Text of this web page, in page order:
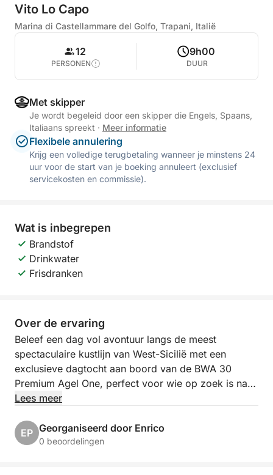
Vito Lo Capo
Marina di Castellammare del Golfo, Trapani, Italië
12
PERSONEN
9h00
DUUR
Met skipper
Je wordt begeleid door een skipper die Engels, Spaans,
Italiaans spreekt · Meer informatie
Flexibele annulering
Krijg een volledige terugbetaling wanneer je minstens 24
uur voor de start van je boeking annuleert (exclusief
servicekosten en commissie).
Wat is inbegrepen
Brandstof
Drinkwater
Frisdranken
Over de ervaring
Beleef een dag vol avontuur langs de meest
spectaculaire kustlijn van West-Sicilië met een
exclusieve dagtocht aan boord van de BWA 30
Premium Agel One, perfect voor wie op zoek is naar
een combinatie van kristalhelder water, ontspanning
Vertrek om 9:00 uur vanuit Castellammare del Golfo
Lees meer
EP Georganiseerd door Enrico
0 beoordelingen